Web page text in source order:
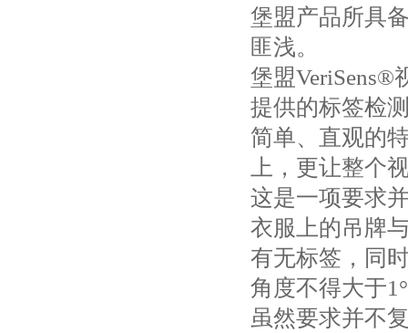
堡盟产品所具
匪浅。
堡盟
提供的标签检
简单、直观的
上，更让整个
这是一项要求
衣服上的吊牌
有无标签，同
角度不得大于
虽然要求并不